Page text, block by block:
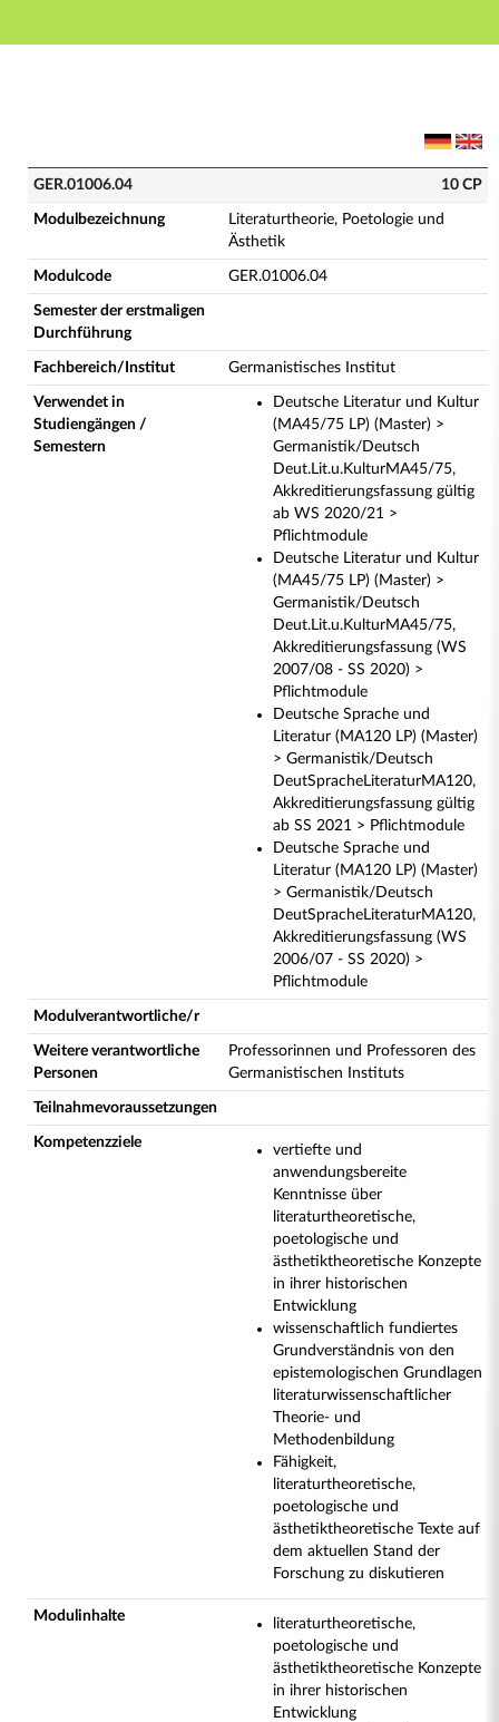
Hauptnavigation
GER.01006.04 - Literaturtheorie, Poetologie und
GER.01006.04 10 CP
Modulbezeichnung
Literaturtheorie, Poetologie und
Ästhetik
Modulcode GER.01006.04
Semester der erstmaligen
Durchführung
Fachbereich/Institut Germanistisches Institut
Verwendet in
Studiengängen /
Semestern
Deutsche Literatur und Kultur
(MA45/75 LP) (Master) >
Germanistik/Deutsch
Deut.Lit.u.KulturMA45/75,
Akkreditierungsfassung gültig
ab WS 2020/21 >
Pflichtmodule
Deutsche Literatur und Kultur
(MA45/75 LP) (Master) >
Germanistik/Deutsch
Deut.Lit.u.KulturMA45/75,
Akkreditierungsfassung (WS
2007/08 - SS 2020) >
Pflichtmodule
Deutsche Sprache und
Literatur (MA120 LP) (Master)
> Germanistik/Deutsch
DeutSpracheLiteraturMA120,
Akkreditierungsfassung gültig
ab SS 2021 > Pflichtmodule
Deutsche Sprache und
Literatur (MA120 LP) (Master)
> Germanistik/Deutsch
DeutSpracheLiteraturMA120,
Akkreditierungsfassung (WS
2006/07 - SS 2020) >
Pflichtmodule
Modulverantwortliche/r
Weitere verantwortliche
Personen
Professorinnen und Professoren des
Germanistischen Instituts
Teilnahmevoraussetzungen
Kompetenzziele
vertiefte und
anwendungsbereite
Kenntnisse über
literaturtheoretische,
poetologische und
ästhetiktheoretische Konzepte
in ihrer historischen
Entwicklung
wissenschaftlich fundiertes
Grundverständnis von den
epistemologischen Grundlagen
literaturwissenschaftlicher
Theorie- und
Methodenbildung
Fähigkeit,
literaturtheoretische,
poetologische und
ästhetiktheoretische Texte auf
dem aktuellen Stand der
Forschung zu diskutieren
Modulinhalte
literaturtheoretische,
poetologische und
ästhetiktheoretische Konzepte
in ihrer historischen
Entwicklung